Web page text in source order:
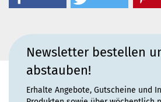
Newsletter bestellen
abstauben!
Erhalte Angebote, Gutscheine und